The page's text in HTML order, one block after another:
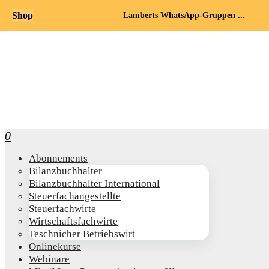
0
Abon­ne­ments
Bilanz­buch­hal­ter
Bilanz­buch­hal­ter International
Steu­er­fach­an­ge­stell­te
Steu­er­fach­wir­te
Wirt­schafts­fach­wir­te
Teschni­cher Betriebswirt
Online­kur­se
Web­i­na­re
Shop Lamberts WhatsApp-Gruppen ...